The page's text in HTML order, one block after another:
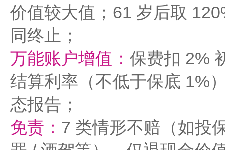
价值较大值；61 岁后取
同终止；
万能账户增值： 保费扣 2%
结算利率（不低于保底 1%
态报告；
免责： 7 类情形不赔（如投